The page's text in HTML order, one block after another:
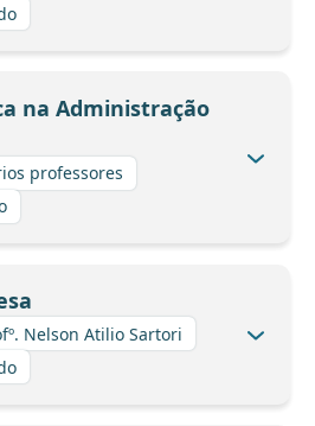
na Administração
professores
Nelson Atilio Sartori